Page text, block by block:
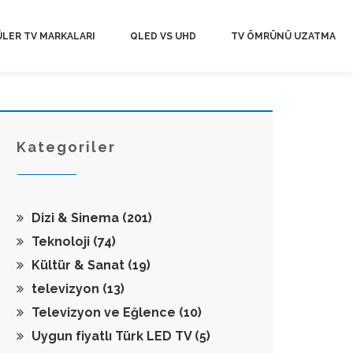
TV MARKALARI QLED VS UHD TV ÖMRÜNÜ UZATMA
Kategoriler
Dizi & Sinema (201)
Teknoloji (74)
Kültür & Sanat (19)
televizyon (13)
Televizyon ve Eğlence (10)
Uygun fiyatlı Türk LED TV (5)